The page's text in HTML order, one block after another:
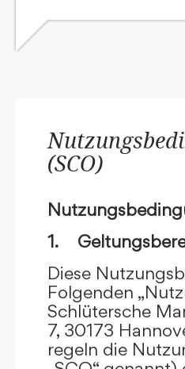
(SCO)
1.
Diese
Folgenden
Schlütersche
7, 30173
regeln die